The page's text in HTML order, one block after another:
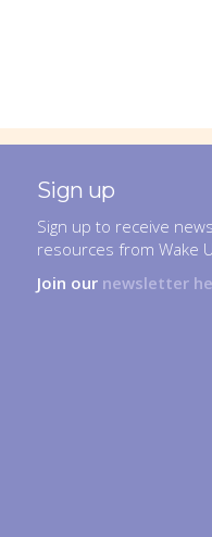
Sign up
Sign up to receive
resources from Wake
Join our newsletter